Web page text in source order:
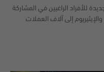
للأفراد الراغبين في المشاركة
إلى آلاف العملات